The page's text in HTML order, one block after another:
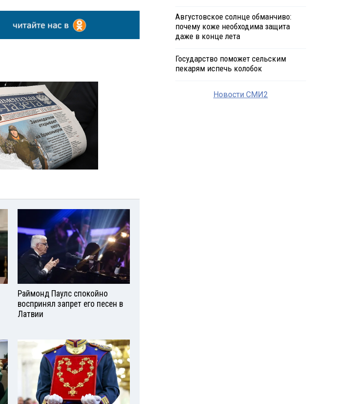
Раймонд Паулс спокойно
воспринял запрет его песен в
Латвии
Августовское солнце обманчиво:
почему коже необходима защита
даже в конце лета
Государство поможет сельским
пекарям испечь колобок
Новости СМИ2